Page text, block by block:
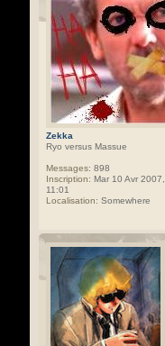
Zekka
Ryo versus Massue
Messages: 898
Inscription: Mar 10 Avr 2007,
11:01
Localisation: Somewhere